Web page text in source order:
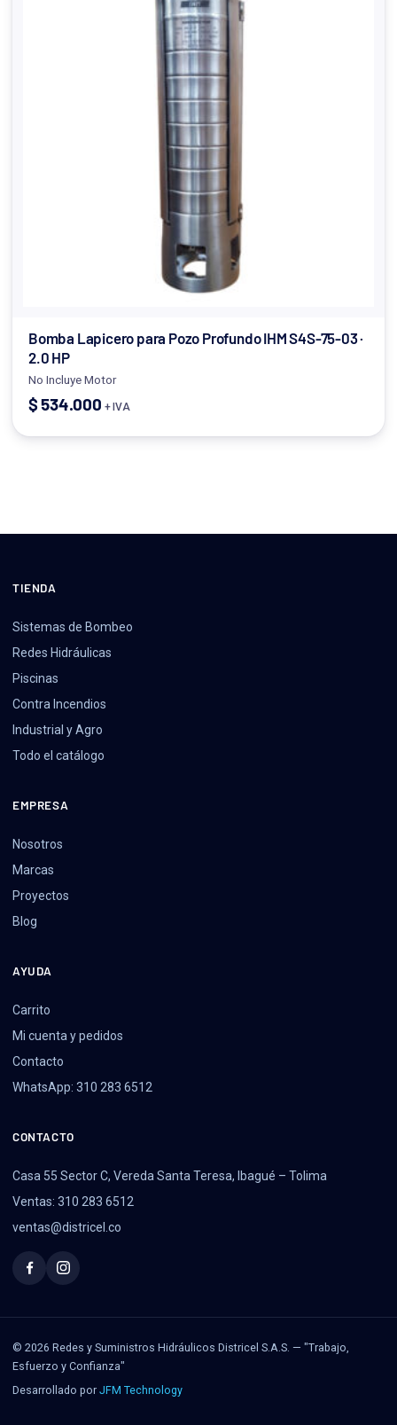
Bomba Lapicero para Pozo Profundo IHM S4S-75-03 ·
2.0 HP
No Incluye Motor
$534.000 + IVA
TIENDA
Sistemas de Bombeo
Redes Hidráulicas
Piscinas
Contra Incendios
Industrial y Agro
Todo el catálogo
EMPRESA
Nosotros
Marcas
Proyectos
Blog
AYUDA
Carrito
Mi cuenta y pedidos
Contacto
WhatsApp: 310 283 6512
CONTACTO
Casa 55 Sector C, Vereda Santa Teresa, Ibagué – Tolima
Ventas: 310 283 6512
ventas@districel.co
© 2026 Redes y Suministros Hidráulicos Districel S.A.S. — "Trabajo,
Esfuerzo y Confianza"
Desarrollado por JFM Technology